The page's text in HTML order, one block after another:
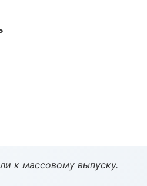
к массовому выпуску.